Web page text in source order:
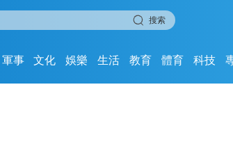
搜索
軍事 文化 娛樂 生活 教育 體育 科技